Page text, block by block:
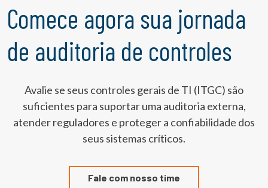
Comece agora sua jornada
de auditoria de controles
Avalie se seus controles gerais de TI (ITGC) são
suficientes para suportar uma auditoria externa,
atender reguladores e proteger a confiabilidade dos
seus sistemas críticos.
Fale com nosso time